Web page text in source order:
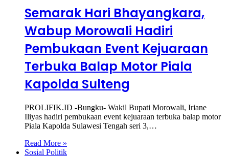
Semarak Hari Bhayangkara,
Wabup Morowali Hadiri
Pembukaan Event Kejuaraan
Terbuka Balap Motor Piala
Kapolda Sulteng
PROLIFIK.ID -Bungku- Wakil Bupati Morowali, Iriane
Iliyas hadiri pembukaan event kejuaraan terbuka balap motor
Piala Kapolda Sulawesi Tengah seri 3,…
Read More »
Sosial Politik